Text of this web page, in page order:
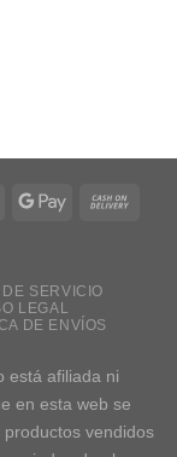
SERVICIO
LEGAL
DE ENVÍOS
está afiliada ni
en esta web se
vendidos